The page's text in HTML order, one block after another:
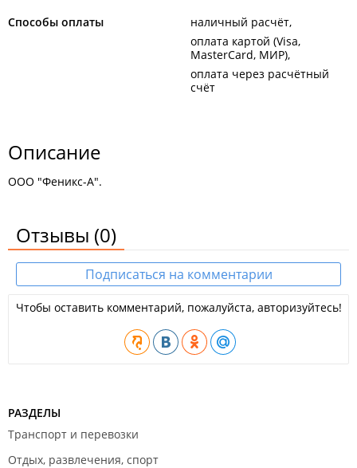
Способы оплаты
наличный расчёт
оплата картой (Visa,
MasterCard, МИР)
оплата через расчётный
счёт
Описание
ООО "Феникс-А".
Отзывы (0)
Подписаться на комментарии
Чтобы оставить комментарий, пожалуйста, авторизуйтесь!
РАЗДЕЛЫ
Транспорт и перевозки
Отдых, развлечения, спорт